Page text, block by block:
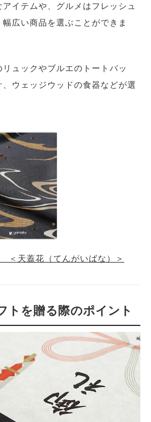
イテムや、グルメはフレッシュ
広い商品を選ぶことができま
ュックやブルエのトートバッ
ウェッジウッドの食器などが選
＜天蓋花（てんがいばな）＞
トを贈る際のポイント